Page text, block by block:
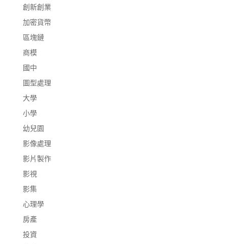
創新創業
加密貨幣
區塊鏈
商模
國中
圖型處理
大學
小學
幼兒園
影像處理
影片製作
影視
影集
心理學
房產
投資